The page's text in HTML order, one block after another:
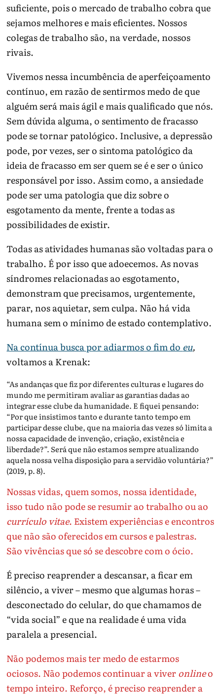
suficiente, pois o mercado de trabalho cobra que
sejamos melhores e mais eficientes. Nossos
colegas de trabalho são, na verdade, nossos
rivais.
Vivemos nessa incumbência de aperfeiçoamento
contínuo, em razão de sentirmos medo de que
alguém será mais ágil e mais qualificado que nós.
Sem dúvida alguma, o sentimento de fracasso
pode se tornar patológico. Inclusive, a depressão
pode, por vezes, ser o sintoma patológico da
ideia de fracasso em ser quem se é e ser o único
responsável por isso. Assim como, a ansiedade
pode ser uma patologia que diz sobre o
esgotamento da mente, frente a todas as
possibilidades de existir.
Todas as atividades humanas são voltadas para o
trabalho. É por isso que adoecemos. As novas
síndromes relacionadas ao esgotamento,
demonstram que precisamos, urgentemente,
parar, nos aquietar, sem culpa. Não há vida
humana sem o mínimo de estado contemplativo.
Na contínua busca por adiarmos o fim do eu,
voltamos a Krenak:
“As andanças que fiz por diferentes culturas e lugares do
mundo me permitiram avaliar as garantias dadas ao
integrar esse clube da humanidade. E fiquei pensando:
“Por que insistimos tanto e durante tanto tempo em
participar desse clube, que na maioria das vezes só limita a
nossa capacidade de invenção, criação, existência e
liberdade?”. Será que não estamos sempre atualizando
aquela nossa velha disposição para a servidão voluntária?”
(2019, p. 8).
Nossas vidas, quem somos, nossa identidade,
isso tudo não pode se resumir ao trabalho ou ao
currículo vitae. Existem experiências e encontros
que não são oferecidos em cursos e palestras.
São vivências que só se descobre com o ócio.
É preciso reaprender a descansar, a ficar em
silêncio, a viver – mesmo que algumas horas –
desconectado do celular, do que chamamos de
“vida social” e que na realidade é uma vida
paralela a presencial.
Não podemos mais ter medo de estarmos
ociosos. Não podemos continuar a viveronlineo
tempo inteiro. Reforço, é preciso reaprender a